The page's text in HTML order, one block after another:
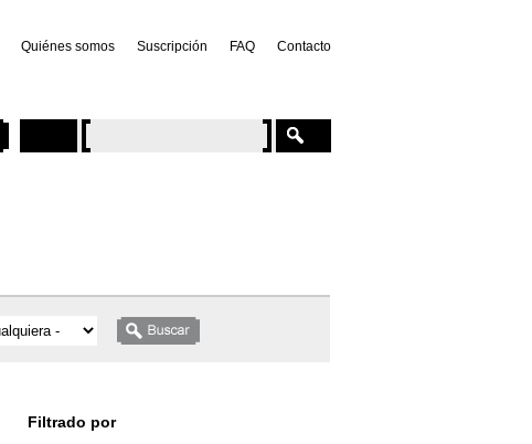
Quiénes somos Suscripción FAQ Contacto
Filtrado por